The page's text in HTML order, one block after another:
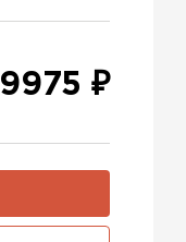
9975 ₽